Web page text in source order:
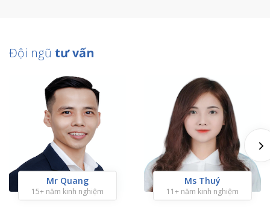
Đội ngũ tư vấn
Mr Quang
15+ năm kinh nghiệm
Ms Thuý
11+ năm kinh nghiệm